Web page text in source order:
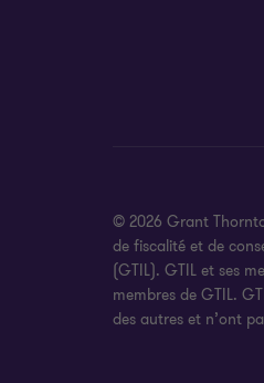
© 2026 Grant
de fiscalité et de
(GTIL). GTIL et ses
membres de GTIL.
des autres et n’ont